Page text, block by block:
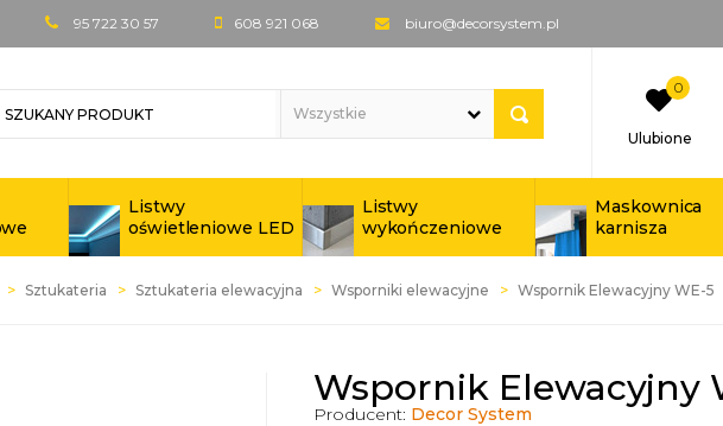
95 722 30 57 608 921 068 biuro@decorsystem.pl
0
Ulubione
Listwy
oświetleniowe LED
Listwy
wykończeniowe
Maskownica
karnisza
Sztukateria Sztukateria elewacyjna Wsporniki elewacyjne Wspornik Elewacyjny WE-5
Wspornik Elewacyjny
Producent: Decor System